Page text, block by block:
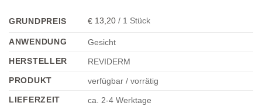
GRUNDPREIS € 13,20 / 1 Stück
ANWENDUNG
Gesicht
HERSTELLER
REVIDERM
PRODUKT
verfügbar / vorrätig
LIEFERZEIT
ca. 2-4 Werktage